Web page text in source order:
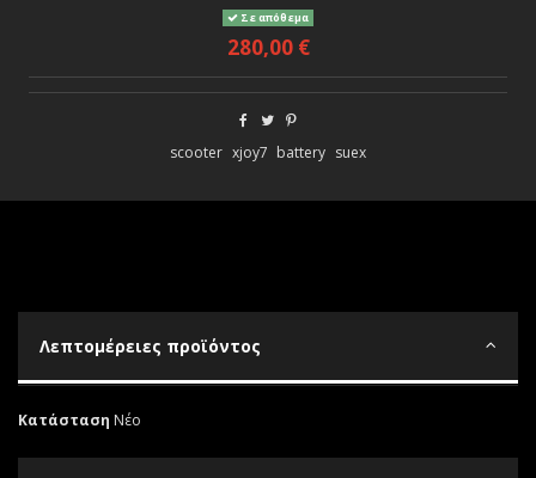
Σε απόθεμα
280,00 €
scooter xjoy7 battery suex
Λεπτομέρειες προϊόντος
Κατάσταση Νέο